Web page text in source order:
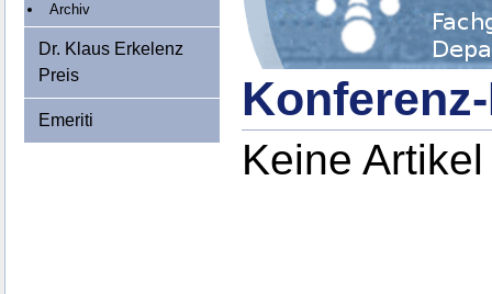
Archiv
Dr. Klaus Erkelenz
Preis
Emeriti
Keine